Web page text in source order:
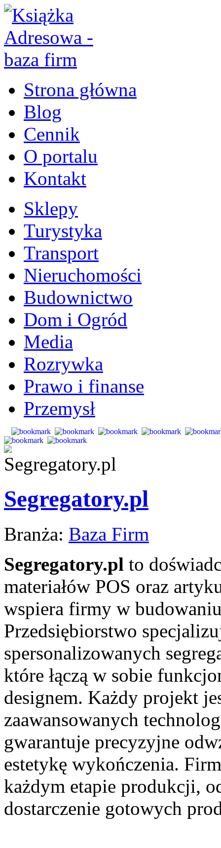
Strona główna
Blog
Cennik
O portalu
Kontakt
Sklepy
Turystyka
Transport
Nieruchomości
Budownictwo
Dom i Ogród
Media
Rozrywka
Prawo i finanse
Przemysł
Segregatory.pl
Branża: Baza Firm
Segregatory.pl to
materiałów POS oraz
wspiera firmy w
Przedsiębiorstwo
spersonalizowanych
które łączą w sobie
designem. Każdy projekt
zaawansowanych
gwarantuje precyzyjne
estetykę wykończenia.
każdym etapie produkcji,
dostarczenie gotowych